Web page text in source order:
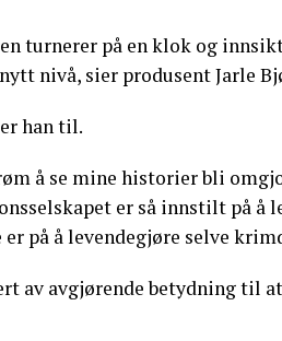
turnerer på en klok og
nivå, sier produsent Jarle
han til.
å se mine historier bli
er så innstilt på å
på å levendegjøre selve
av avgjørende betydning til